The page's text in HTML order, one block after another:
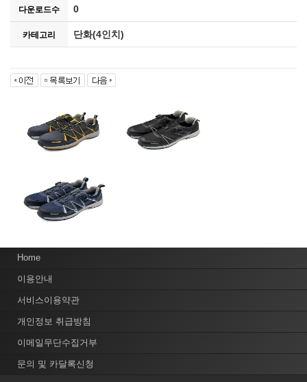
다운로드수 0
카테고리 단화(4인치)
Home
이용안내
서비스이용약관
개인정보 취급방침
이메일무단수집거부
문의 및 카달록신청